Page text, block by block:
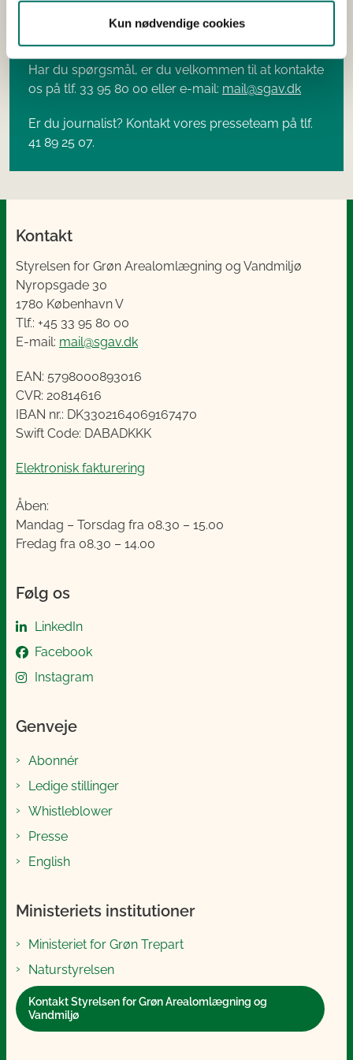
Kun nødvendige cookies
Har du spørgsmål, er du velkommen til at kontakte
os på tlf. 33 95 80 00 eller e-mail: mail@sgav.dk
Er du journalist? Kontakt vores presseteam på tlf.
41 89 25 07.
Kontakt
Styrelsen for Grøn Arealomlægning og Vandmiljø
Nyropsgade 30
1780 København V
Tlf.: +45 33 95 80 00
E-mail: mail@sgav.dk
EAN: 5798000893016
CVR: 20814616
IBAN nr.: DK3302164069167470
Swift Code: DABADKKK
Elektronisk fakturering
Åben:
Mandag – Torsdag fra 08.30 – 15.00
Fredag fra 08.30 – 14.00
Følg os
LinkedIn
Facebook
Instagram
Genveje
Abonnér
Ledige stillinger
Whistleblower
Presse
English
Ministeriets institutioner
Ministeriet for Grøn Trepart
Naturstyrelsen
Kontakt Styrelsen for Grøn Arealomlægning og
Vandmiljø